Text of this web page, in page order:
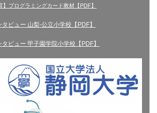
】プログラミングカード教材【PDF】
ビュー 山梨-公立小学校【PDF】
ビュー 甲子園学院小学校【PDF】